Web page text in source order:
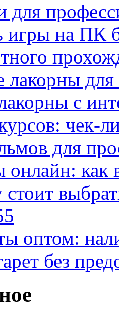
для
игры на ПК
для
с
чек-
для
как
оптом:
без